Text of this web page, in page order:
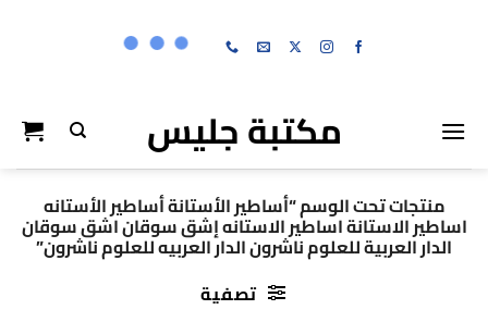
مكتبة جليس
منتجات تحت الوسم “أساطير الأستانة أساطير الأستانه
اساطير الاستانة اساطير الاستانه إشق سوقان اشق سوقان
الدار العربية للعلوم ناشرون الدار العربيه للعلوم ناشرون”
تصفية